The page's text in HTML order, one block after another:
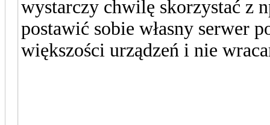
wystarczy chwilę skorzystać z
postawić sobie własny serwer
większości urządzeń i nie